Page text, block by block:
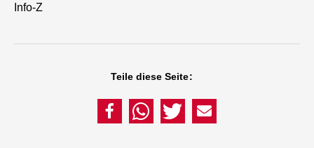
Info-Z
Teile diese Seite: